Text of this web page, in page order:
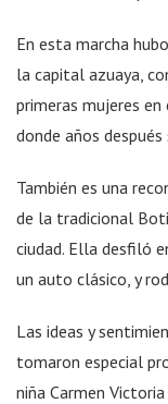
En esta marcha
la capital azuaya,
primeras mujeres
donde años
También es una
de la tradicional
ciudad. Ella desfiló
un auto clásico, y
Las ideas y
tomaron especial
niña Carmen